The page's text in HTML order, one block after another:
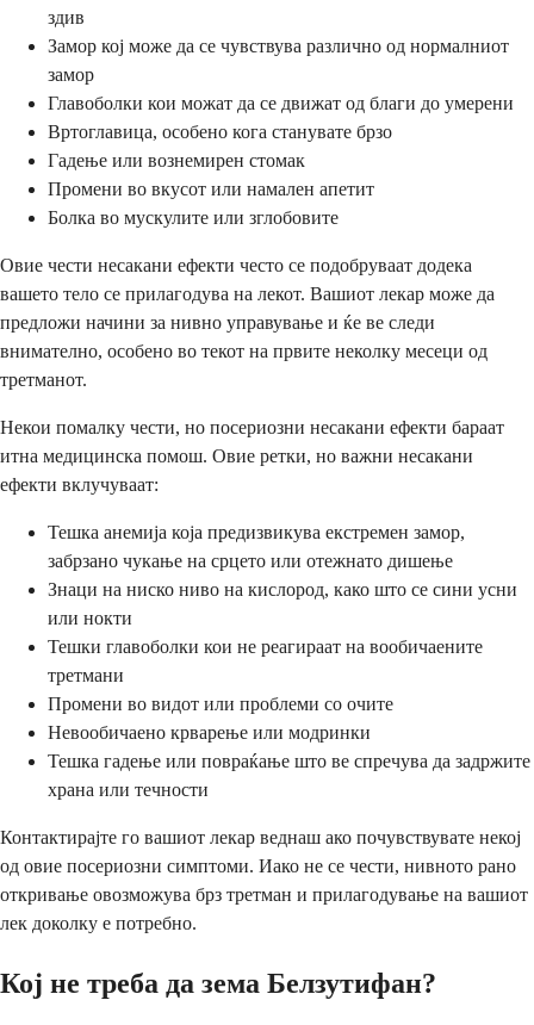
здив
Замор кој може да се чувствува различно од нормалниот
замор
Главоболки кои можат да се движат од благи до умерени
Вртоглавица, особено кога станувате брзо
Гадење или вознемирен стомак
Промени во вкусот или намален апетит
Болка во мускулите или зглобовите
Овие чести несакани ефекти често се подобруваат додека
вашето тело се прилагодува на лекот. Вашиот лекар може да
предложи начини за нивно управување и ќе ве следи
внимателно, особено во текот на првите неколку месеци од
третманот.
Некои помалку чести, но посериозни несакани ефекти бараат
итна медицинска помош. Овие ретки, но важни несакани
ефекти вклучуваат:
Тешка анемија која предизвикува екстремен замор,
забрзано чукање на срцето или отежнато дишење
Знаци на ниско ниво на кислород, како што се сини усни
или нокти
Тешки главоболки кои не реагираат на вообичаените
третмани
Промени во видот или проблеми со очите
Невообичаено крварење или модринки
Тешка гадење или повраќање што ве спречува да задржите
храна или течности
Контактирајте го вашиот лекар веднаш ако почувствувате некој
од овие посериозни симптоми. Иако не се чести, нивното рано
откривање овозможува брз третман и прилагодување на вашиот
лек доколку е потребно.
Кој не треба да зема Белзутифан?